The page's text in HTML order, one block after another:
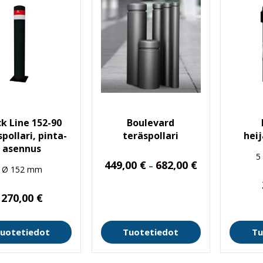
Line 152-90
pinta-
asennus
Ø 152 mm
270,00 €
Boulevard
teräspollari
449,00 € – 682,00 €Hintaluokka:
449,00 €
Tuotetiedot
5